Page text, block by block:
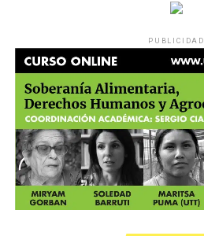
PUBLICIDAD